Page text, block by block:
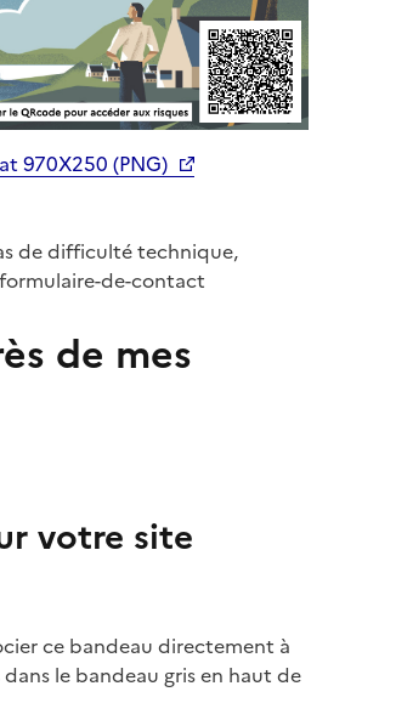
970X250 (PNG)
de difficulté technique,
de-contact
de mes
votre site
ce bandeau directement à
le bandeau gris en haut de